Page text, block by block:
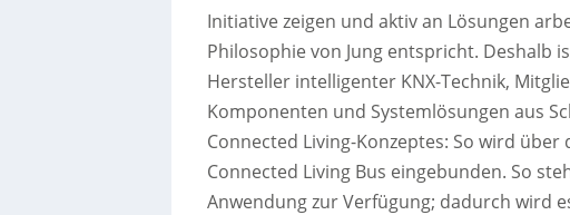
Initiative zeigen und aktiv an Lösungen
Philosophie von Jung entspricht. Deshalb
Hersteller intelligenter KNX-Technik,
Komponenten und Systemlösungen aus
Connected Living-Konzeptes: So wird über
Connected Living Bus eingebunden. So
Anwendung zur Verfügung; dadurch wird